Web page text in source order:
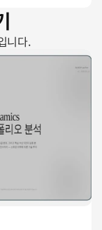
관점에서 짚
니다.